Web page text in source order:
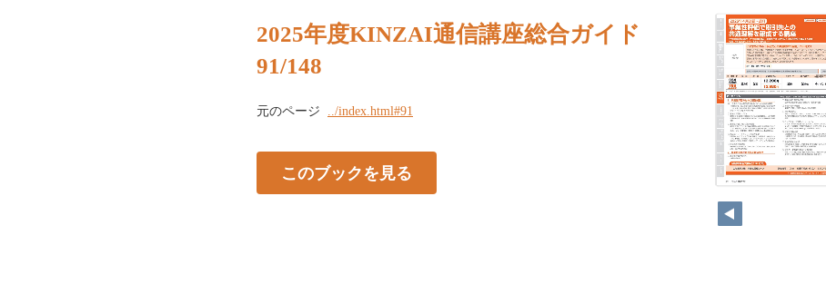
2025年度KINZAI通信講座総合ガイド
91/148
元のページ ../index.html#91
このブックを見る